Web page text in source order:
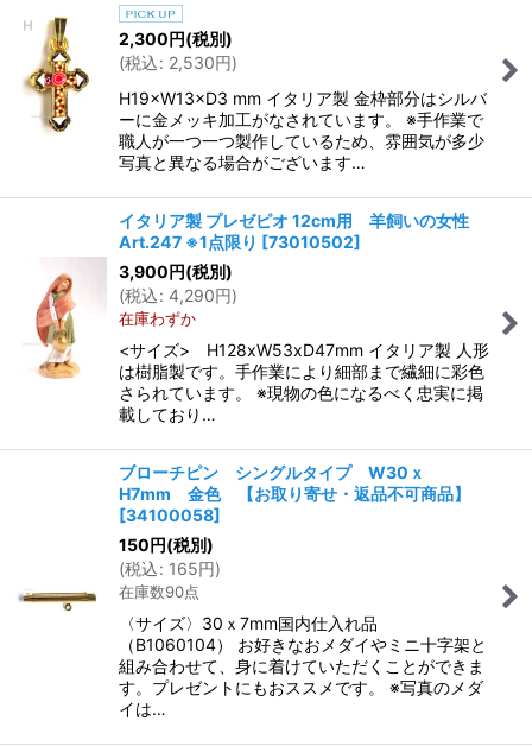
2,300円(税別)
(税込: 2,530円)
H19×W13×D3 mm イタリア製 金枠部分はシルバ
ーに金メッキ加工がなされています。 ※手作業で
職人が一つ一つ製作しているため、雰囲気が多少
写真と異なる場合がございます…
イタリア製 プレゼピオ 12cm用 羊飼いの女性
Art.247 ※1点限り [73010502]
3,900円(税別)
(税込: 4,290円)
在庫わずか
<サイズ> H128xW53xD47mm イタリア製 人形
は樹脂製です。手作業により細部まで繊細に彩色
さられています。 ※現物の色になるべく忠実に掲
載しており…
ブローチピン シングルタイプ W30ｘ
H7mm 金色 【お取り寄せ・返品不可商品】
[34100058]
150円(税別)
(税込: 165円)
在庫数90点
〈サイズ〉30ｘ7mm国内仕入れ品
（B1060104） お好きなおメダイやミニ十字架と
組み合わせて、身に着けていただくことができま
す。プレゼントにもおススメです。 ※写真のメダ
イは…